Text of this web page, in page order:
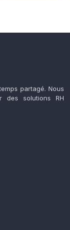
partagé. Nous
des solutions RH